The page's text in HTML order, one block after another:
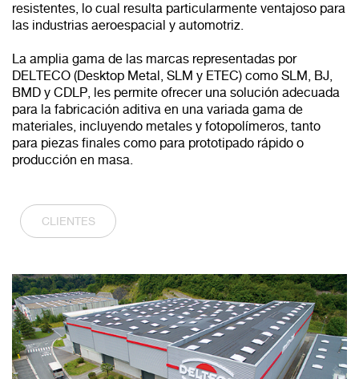
resistentes, lo cual resulta particularmente ventajoso para
las industrias aeroespacial y automotriz.
La amplia gama de las marcas representadas por
DELTECO (Desktop Metal, SLM y ETEC) como SLM, BJ,
BMD y CDLP, les permite ofrecer una solución adecuada
para la fabricación aditiva en una variada gama de
materiales, incluyendo metales y fotopolímeros, tanto
para piezas finales como para prototipado rápido o
producción en masa.
CLIENTES